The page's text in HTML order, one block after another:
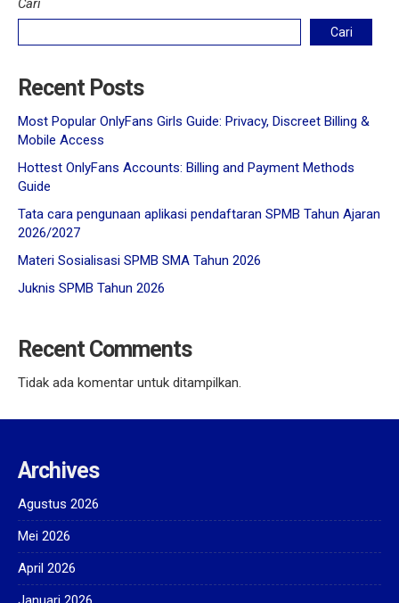
Cari
Cari
Recent Posts
Most Popular OnlyFans Girls Guide: Privacy, Discreet Billing &
Mobile Access
Hottest OnlyFans Accounts: Billing and Payment Methods
Guide
Tata cara pengunaan aplikasi pendaftaran SPMB Tahun Ajaran
2026/2027
Materi Sosialisasi SPMB SMA Tahun 2026
Juknis SPMB Tahun 2026
Recent Comments
Tidak ada komentar untuk ditampilkan.
Archives
Agustus 2026
Mei 2026
April 2026